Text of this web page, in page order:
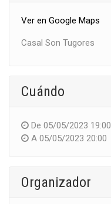
Ver en Google Maps
Casal Son Tugores
Cuándo
De 05/05/2023 19:00
A 05/05/2023 20:00
Organizador